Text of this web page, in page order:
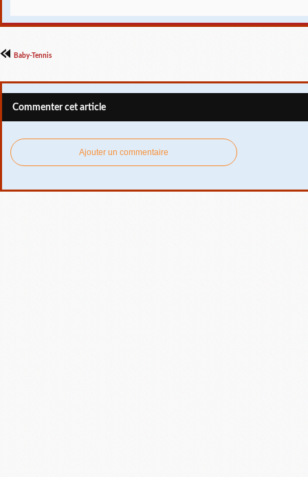
Baby-Tennis
Commenter cet article
Ajouter un commentaire